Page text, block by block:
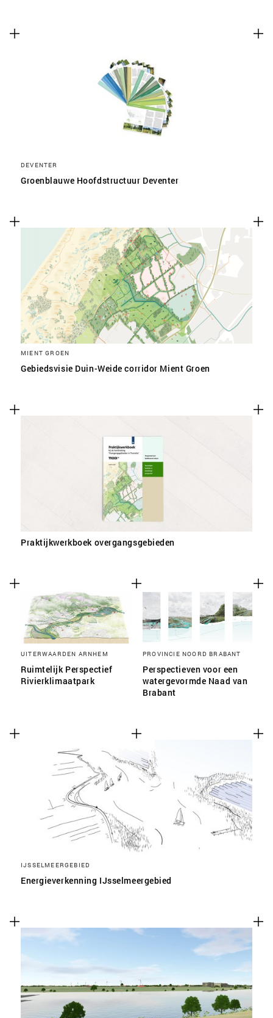
DEVENTER
Groenblauwe Hoofdstructuur Deventer
MIENT GROEN
Gebiedsvisie Duin-Weide corridor Mient Groen
Praktijkwerkboek overgangsgebieden
UITERWAARDEN ARNHEM
Ruimtelijk Perspectief
Rivierklimaatpark
PROVINCIE NOORD BRABANT
Perspectieven voor een
watergevormde Naad van
Brabant
IJSSELMEERGEBIED
Energieverkenning IJsselmeergebied